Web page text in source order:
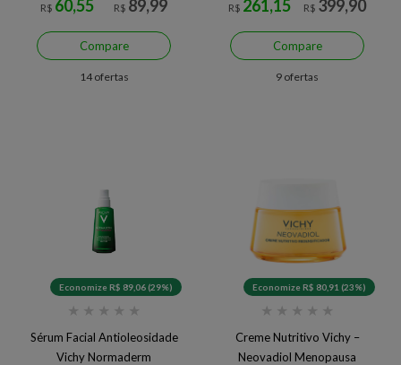
R$ 60,55
R$ 89,99
Compare
14 ofertas
R$ 261,15
R$ 399,90
Compare
9 ofertas
Economize R$ 89,06 (29%)
★ ★ ★ ★ ★
Sérum Facial Antioleosidade
Vichy Normaderm
Economize R$ 80,91 (23%)
★ ★ ★ ★ ★
Creme Nutritivo Vichy –
Neovadiol Menopausa